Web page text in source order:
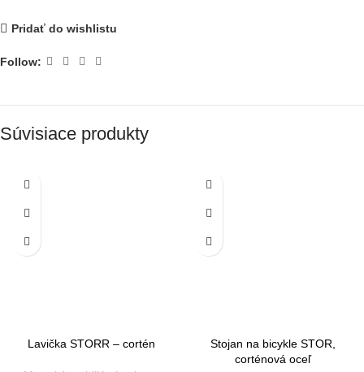
Pridať do wishlistu
Follow:
Súvisiace produkty
Lavička STORR – cortén
Stojan na bicykle STOR,
corténová oceľ